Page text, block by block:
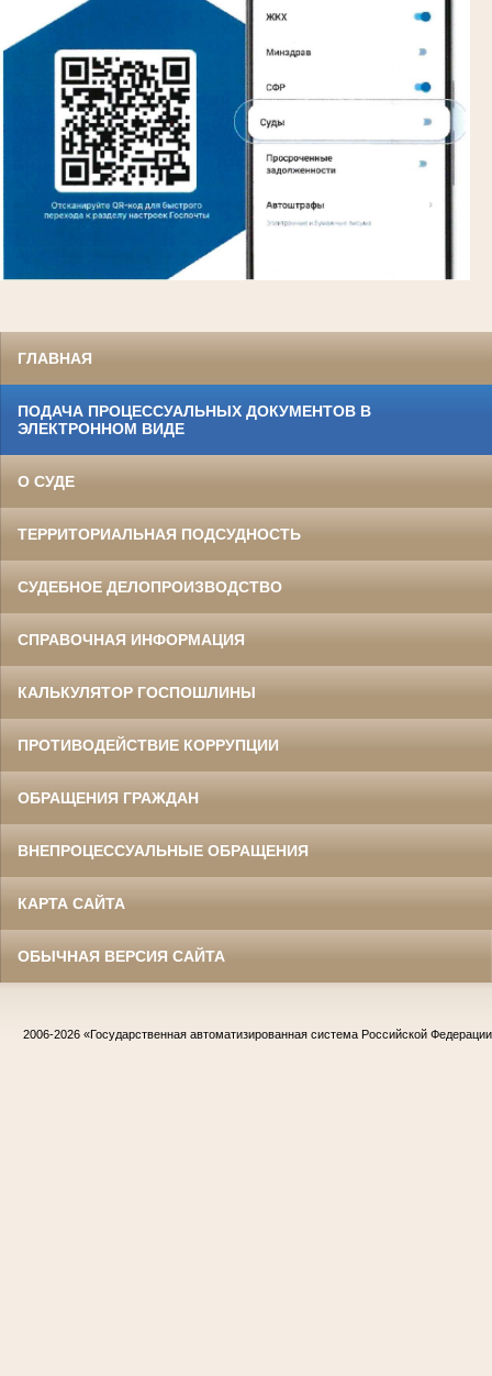
ГЛАВНАЯ
ПОДАЧА ПРОЦЕССУАЛЬНЫХ ДОКУМЕНТОВ В
ЭЛЕКТРОННОМ ВИДЕ
О СУДЕ
ТЕРРИТОРИАЛЬНАЯ ПОДСУДНОСТЬ
СУДЕБНОЕ ДЕЛОПРОИЗВОДСТВО
СПРАВОЧНАЯ ИНФОРМАЦИЯ
КАЛЬКУЛЯТОР ГОСПОШЛИНЫ
ПРОТИВОДЕЙСТВИЕ КОРРУПЦИИ
ОБРАЩЕНИЯ ГРАЖДАН
ВНЕПРОЦЕССУАЛЬНЫЕ ОБРАЩЕНИЯ
КАРТА САЙТА
ОБЫЧНАЯ ВЕРСИЯ САЙТА
2006-2026 «Государственная автоматизированная система Российской